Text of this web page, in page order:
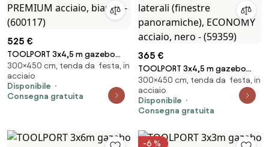
525 €
TOOLPORT 3x4,5 m gazebo
pieghevole PVC, PREMIUM
acciaio, bianco - (600117)
300×450 cm, tenda da festa, in
acciaio
Disponibile
Consegna gratuita
365 €
TOOLPORT 3x4,5 m gazebo
pieghevole con laterali
(finestre panoramiche),
ECONOMY acciaio, nero -
(59359)
300×450 cm, tenda da festa, in
acciaio
Disponibile
Consegna gratuita
-6 %